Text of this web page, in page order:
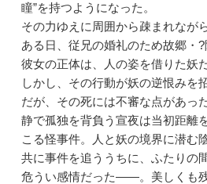
瞳”を持つようになった。
その力ゆえに周囲から疎まれなが
ある日、従兄の婚礼のため故郷・
彼女の正体は、人の姿を借りた妖
しかし、その行動が妖の逆恨みを
だが、その死には不審な点があ
静で孤独を背負う宣夜は当初距離
こる怪事件。人と妖の境界に潜む
共に事件を追ううちに、ふたりの
危うい感情だった――。美しくも